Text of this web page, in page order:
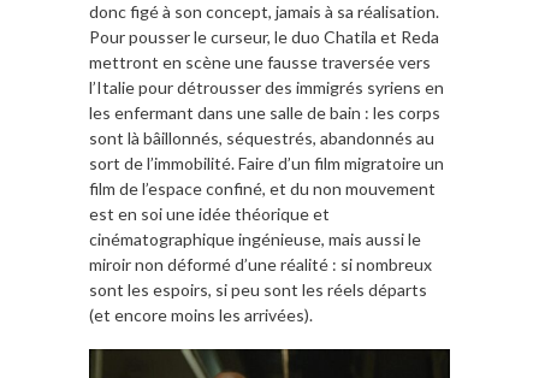
donc figé à son concept, jamais à sa réalisation.
Pour pousser le curseur, le duo Chatila et Reda
mettront en scène une fausse traversée vers
l’Italie pour détrousser des immigrés syriens en
les enfermant dans une salle de bain : les corps
sont là bâillonnés, séquestrés, abandonnés au
sort de l’immobilité. Faire d’un film migratoire un
film de l’espace confiné, et du non mouvement
est en soi une idée théorique et
cinématographique ingénieuse, mais aussi le
miroir non déformé d’une réalité : si nombreux
sont les espoirs, si peu sont les réels départs
(et encore moins les arrivées).